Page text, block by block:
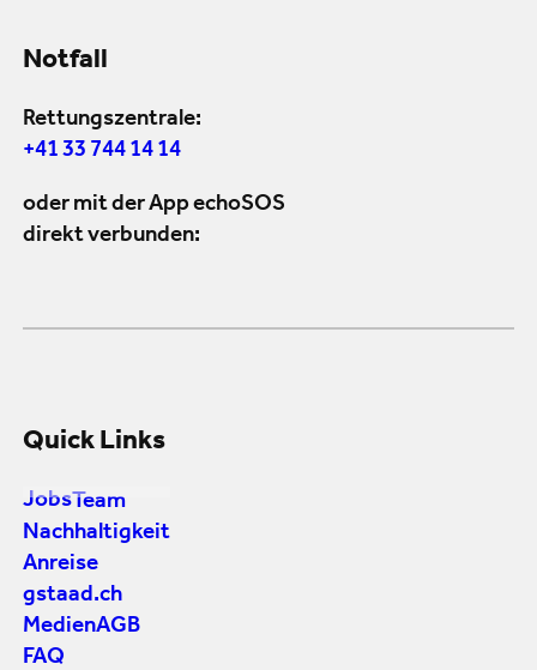
Notfall
Rettungszentrale:
+41 33 744 14 14
oder mit der App echoSOS
direkt verbunden:
Quick Links
Jobs Team
Nachhaltigkeit
Anreise
gstaad.ch
MedienAGB
FAQ